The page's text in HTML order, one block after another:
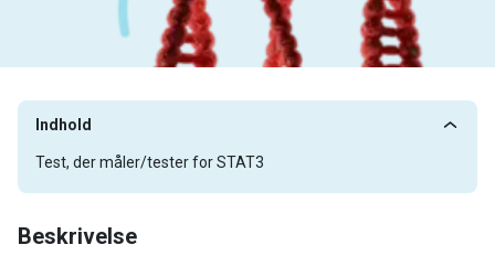
Beskrivelse
Indhold
Test, der måler/tester for STAT3